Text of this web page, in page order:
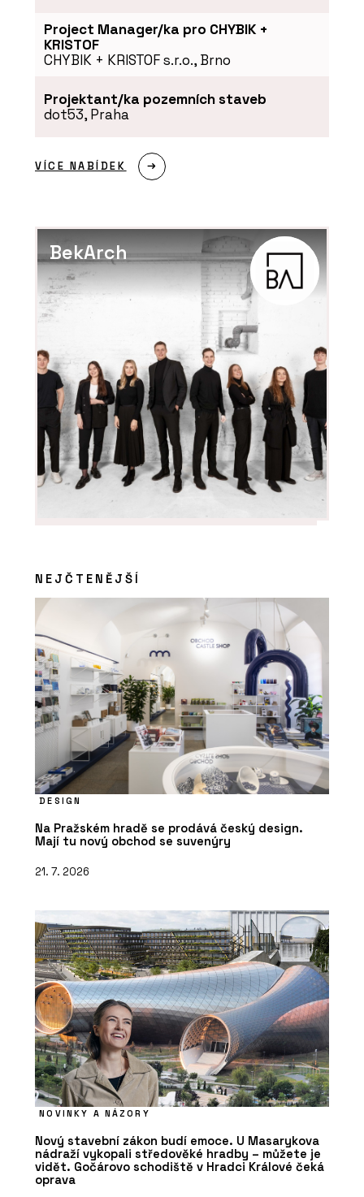
Project Manager/ka pro CHYBIK +
KRISTOF
CHYBIK + KRISTOF s.r.o., Brno
Projektant/ka pozemních staveb
dot53, Praha
VÍCE NABÍDEK
BekArch
NEJČTENĚJŠÍ
DESIGN
Na Pražském hradě se prodává český design.
Mají tu nový obchod se suvenýry
21. 7. 2026
NOVINKY A NÁZORY
Nový stavební zákon budí emoce. U Masarykova
nádraží vykopali středověké hradby – můžete je
vidět. Gočárovo schodiště v Hradci Králové čeká
oprava